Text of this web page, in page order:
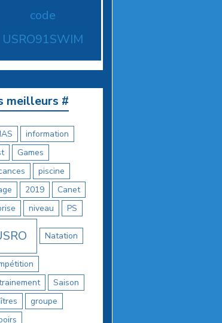
code
USRO91SWIM
meilleurs #
information
Games
piscine
2019
Canet
niveau PS
Natation
Saison
groupe